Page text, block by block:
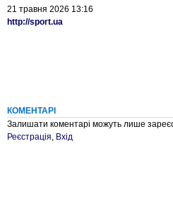
21 травня 2026 13:16
http://sport.ua
КОМЕНТАРІ
Залишати коментарі можуть лише
Реєстрація, Вхід